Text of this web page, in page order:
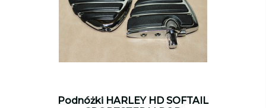
Podnóżki HARLEY HD SOFTAIL